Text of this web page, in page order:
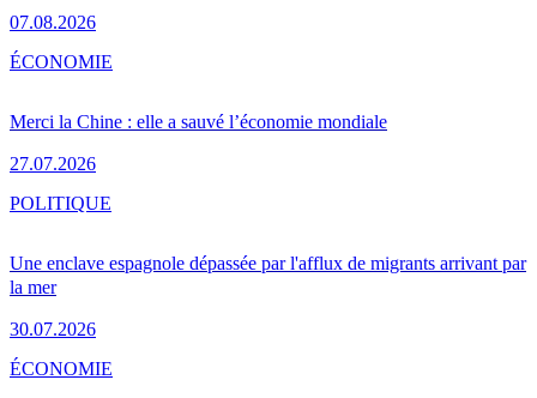
07.08.2026
Merci la Chine : elle a sauvé l’économie mondiale
27.07.2026
ÉCONOMIE
Une enclave espagnole dépassée par l'afflux de migrants arrivant par
la mer
30.07.2026
POLITIQUE
ÉCONOMIE